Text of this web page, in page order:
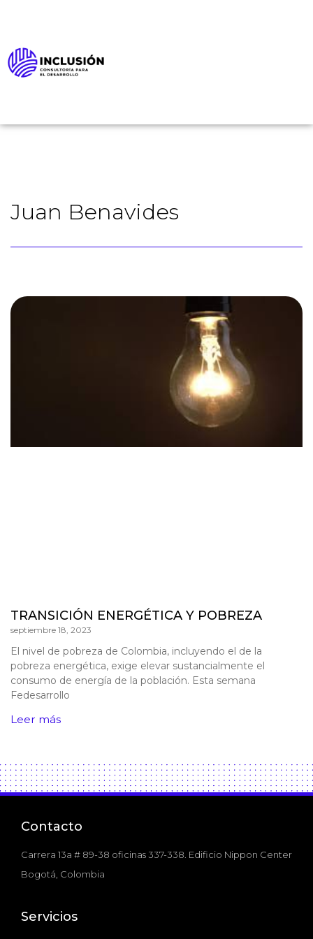
Juan Benavides
TRANSICIÓN ENERGÉTICA Y POBREZA
septiembre 18, 2023
El nivel de pobreza de Colombia, incluyendo el de la
pobreza energética, exige elevar sustancialmente el
consumo de energía de la población. Esta semana
Fedesarrollo
Leer más
Contacto
Carrera 13a # 89-38 oficinas 337-338. Edificio Nippon Center
Bogotá, Colombia
Servicios